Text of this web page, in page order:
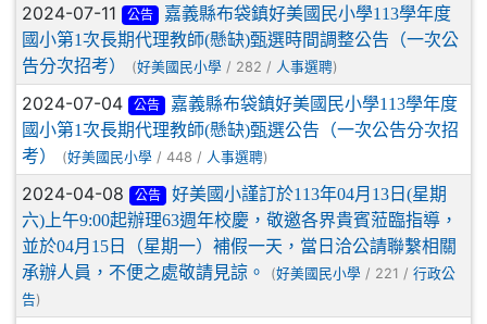
2024-07-11 公告
嘉義縣布袋鎮好美國民小學113學年度
國小第1次長期代理教師(懸缺)甄選時間調整公告（一次公
告分次招考）
(好美國民小學 / 282 / 人事選聘)
2024-07-04 公告
嘉義縣布袋鎮好美國民小學113學年度
國小第1次長期代理教師(懸缺)甄選公告（一次公告分次招
考）
(好美國民小學 / 448 / 人事選聘)
2024-04-08 公告
好美國小謹訂於113年04月13日(星期
六)上午9:00起辦理63週年校慶，敬邀各界貴賓蒞臨指導，
並於04月15日（星期一）補假一天，當日洽公請聯繫相關
承辦人員，不便之處敬請見諒。
(好美國民小學 / 221 / 行政公
告)